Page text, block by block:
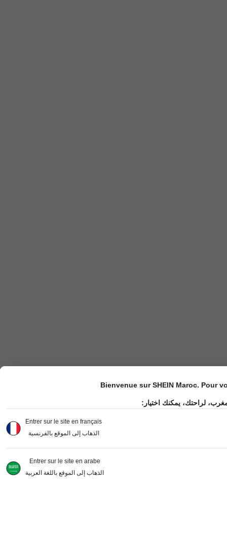
Bienvenue sur SHEIN Maroc. Pour
لراحتك، يمكنك اختيار:
Entrer sur le site en français
الذهاب إلى الموقع بالفرنسية
Entrer sur le site en arabe
الذهاب إلى الموقع باللغة العربية